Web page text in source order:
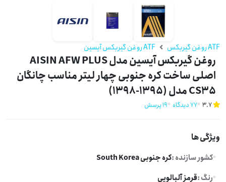
ATF روغن گیربکس ATF روغن گیربکس آیسین
روغن گیربکس آیسین مدل AISIN AFW PLUS
اصلی ساخت کره جنوبی چهار لیتر مناسب چانگان
CS35 مدل (1395-1398)
3.7 77 دیدگاه 19 پرسش
ویژگی ها
کشور سازنده :کره جنوبی South Korea
رنگ :قرمز آلبالویی